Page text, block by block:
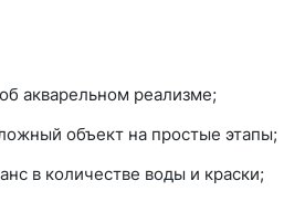
акварельном реализме;
объект на простые этапы;
в количестве воды и краски;